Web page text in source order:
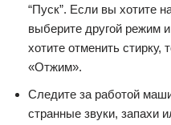
“Пуск”. Если вы хотите
выберите другой режим
хотите отменить
«Отжим».
Следите за работой
странные звуки, запахи